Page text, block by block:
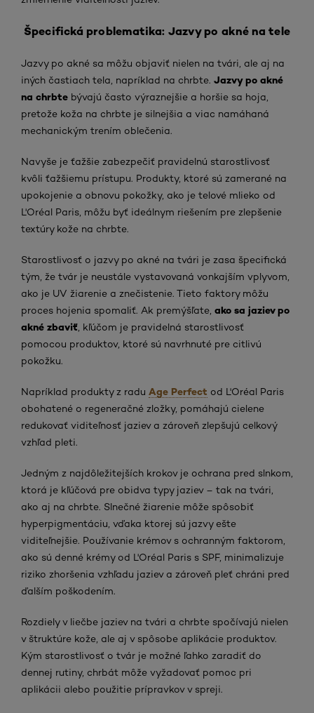
Špecifická problematika: Jazvy po akné na tele
Jazvy po akné sa môžu objaviť nielen na tvári, ale aj na
iných častiach tela, napríklad na chrbte. Jazvy po akné
na chrbte bývajú často výraznejšie a horšie sa hoja,
pretože koža na chrbte je silnejšia a viac namáhaná
mechanickým trením oblečenia.
Navyše je ťažšie zabezpečiť pravidelnú starostlivosť
kvôli ťažšiemu prístupu. Produkty, ktoré sú zamerané na
upokojenie a obnovu pokožky, ako je telové mlieko od
L'Oréal Paris, môžu byť ideálnym riešením pre zlepšenie
textúry kože na chrbte.
Starostlivosť o jazvy po akné na tvári je zasa špecifická
tým, že tvár je neustále vystavovaná vonkajším vplyvom,
ako je UV žiarenie a znečistenie. Tieto faktory môžu
proces hojenia spomaliť. Ak premýšľate, ako sa jaziev po
akné zbaviť , kľúčom je pravidelná starostlivosť
pomocou produktov, ktoré sú navrhnuté pre citlivú
pokožku.
Napríklad produkty z radu Age Perfect od L'Oréal Paris
obohatené o regeneračné zložky, pomáhajú cielene
redukovať viditeľnosť jaziev a zároveň zlepšujú celkový
vzhľad pleti.
Jedným z najdôležitejších krokov je ochrana pred slnkom,
ktorá je kľúčová pre obidva typy jaziev – tak na tvári,
ako aj na chrbte. Slnečné žiarenie môže spôsobiť
hyperpigmentáciu, vďaka ktorej sú jazvy ešte
viditeľnejšie. Používanie krémov s ochranným faktorom,
ako sú denné krémy od L'Oréal Paris s SPF, minimalizuje
riziko zhoršenia vzhľadu jaziev a zároveň pleť chráni pred
ďalším poškodením.
Rozdiely v liečbe jaziev na tvári a chrbte spočívajú nielen
v štruktúre kože, ale aj v spôsobe aplikácie produktov.
Kým starostlivosť o tvár je možné ľahko zaradiť do
dennej rutiny, chrbát môže vyžadovať pomoc pri
aplikácii alebo použitie prípravkov v spreji.